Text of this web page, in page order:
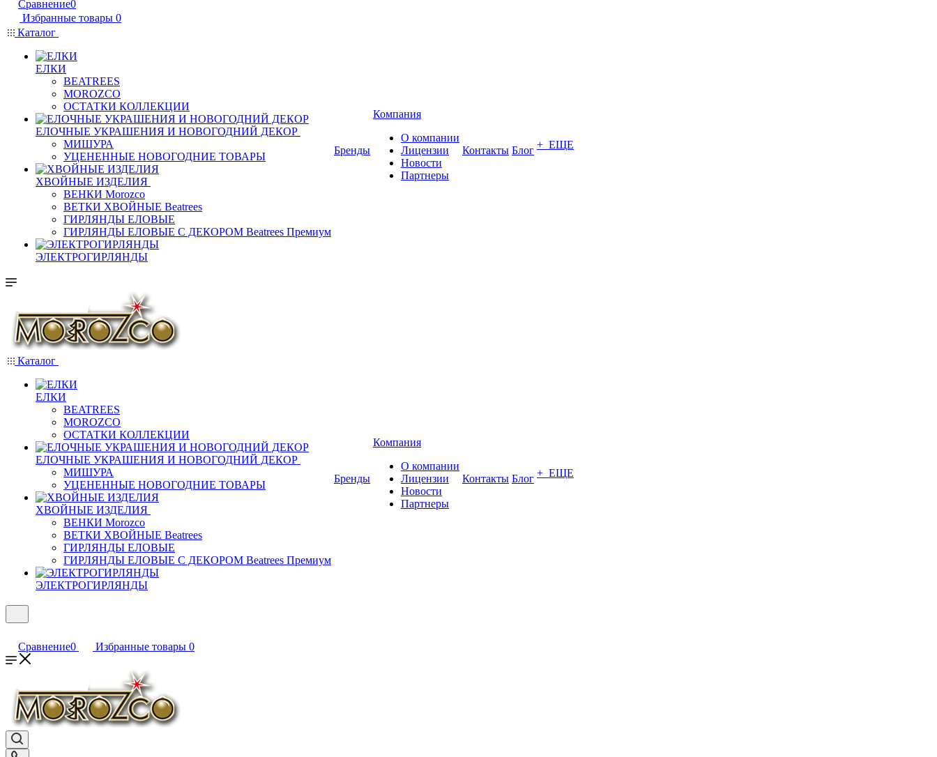
Сравнение0
Избранные товары 0
Каталог
ЕЛКИ
BEATREES
MOROZCO
ОСТАТКИ КОЛЛЕКЦИИ
ЕЛОЧНЫЕ УКРАШЕНИЯ И НОВОГОДНИЙ ДЕКОР
МИШУРА
УЦЕНЕННЫЕ НОВОГОДНИЕ ТОВАРЫ
ХВОЙНЫЕ ИЗДЕЛИЯ
ВЕНКИ Morozco
ВЕТКИ ХВОЙНЫЕ Beatrees
ГИРЛЯНДЫ ЕЛОВЫЕ
ГИРЛЯНДЫ ЕЛОВЫЕ С ДЕКОРОМ Beatrees Премиум
ЭЛЕКТРОГИРЛЯНДЫ
Бренды
Компания
О компании
Лицензии
Новости
Партнеры
Контакты Блог + ЕЩЕ
Каталог
ЕЛКИ
BEATREES
MOROZCO
ОСТАТКИ КОЛЛЕКЦИИ
ЕЛОЧНЫЕ УКРАШЕНИЯ И НОВОГОДНИЙ ДЕКОР
МИШУРА
УЦЕНЕННЫЕ НОВОГОДНИЕ ТОВАРЫ
ХВОЙНЫЕ ИЗДЕЛИЯ
ВЕНКИ Morozco
ВЕТКИ ХВОЙНЫЕ Beatrees
ГИРЛЯНДЫ ЕЛОВЫЕ
ГИРЛЯНДЫ ЕЛОВЫЕ С ДЕКОРОМ Beatrees Премиум
ЭЛЕКТРОГИРЛЯНДЫ
Бренды
Компания
О компании
Лицензии
Новости
Партнеры
Контакты Блог + ЕЩЕ
Сравнение0 Избранные товары 0